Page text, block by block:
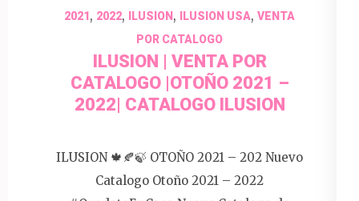
2021, 2022, ILUSION , ILUSION USA, VENTA
POR CATALOGO
ILUSION | VENTA POR
CATALOGO |OTOÑO 2021 –
2022| CATALOGO ILUSION
ILUSION 🍁🍂🍃 OTOÑO 2021 – 202 Nuevo
Catalogo Otoño 2021 – 2022